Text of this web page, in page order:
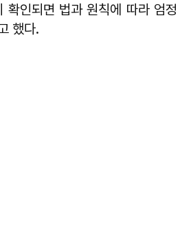
확인되면 법과 원칙에 따라 엄정
했다.